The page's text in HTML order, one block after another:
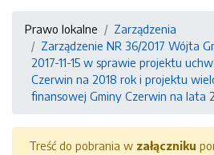
Prawo lokalne
Zarządzenia
Zarządzenie NR 36/2017 Wójta
2017-11-15 w sprawie projektu
Czerwin na 2018 rok i projektu
finansowej Gminy Czerwin na lata
Treść do pobrania w załączniku